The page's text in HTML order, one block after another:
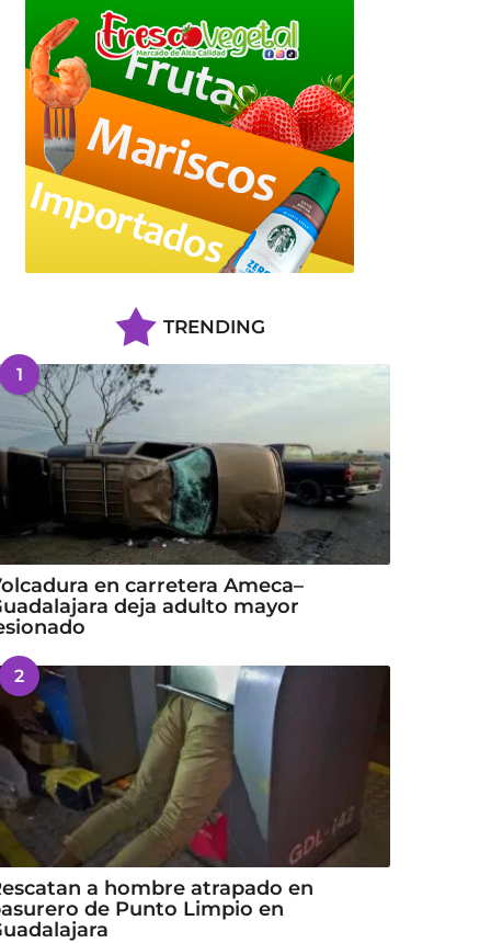
TRENDING
1
en carretera Ameca–
deja adulto mayor
2
a hombre atrapado en
de Punto Limpio en